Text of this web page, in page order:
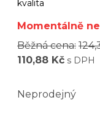
kvalita
Momentálně
Běžná cena:
110,88 Kč s DPH
Neprodejný